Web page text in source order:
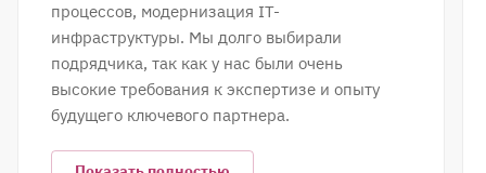
процессов, модернизация IT-
инфраструктуры. Мы долго выбирали
подрядчика, так как у нас были очень
высокие требования к экспертизе и опыту
будущего ключевого партнера.